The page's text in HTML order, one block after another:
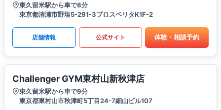
東久留米駅から車で8分
東京都清瀬市野塩5-291-3プロスペリタK1F-2
店舗情報 公式サイト 体験・相談予約
Challenger GYM東村山新秋津店
東久留米駅から車で9分
東京都東村山市秋津町5丁目24-7細山ビル107